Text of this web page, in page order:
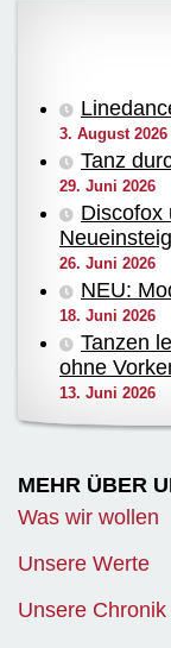
3. August 2026
Tanz
29. Juni 2026
Discofox
26. Juni 2026
NEU:
18. Juni 2026
Tanzen
ohne
13. Juni 2026
MEHR ÜBER
Was wir wollen
Unsere Werte
Unsere Chronik